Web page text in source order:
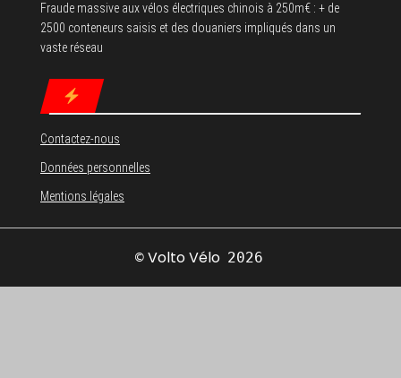
Fraude massive aux vélos électriques chinois à 250m€ : + de
2500 conteneurs saisis et des douaniers impliqués dans un
vaste réseau
Contactez-nous
Données personnelles
Mentions légales
©Volto Vélo 2026